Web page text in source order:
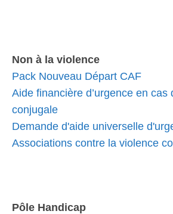
Non à la violence
Pack Nouveau Départ CAF
Aide financière d’urgence en cas
conjugale
Demande d'aide universelle
Associations contre la violence
Pôle Handicap